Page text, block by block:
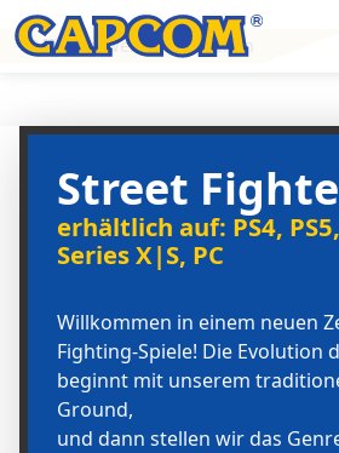
Offizielle Website besuchen
Street
erhältlich auf: PS4,
Series X|S, PC
Willkommen in einem neuen
Fighting-Spiele! Die Evolution
beginnt mit unserem
Ground,
und dann stellen wir das